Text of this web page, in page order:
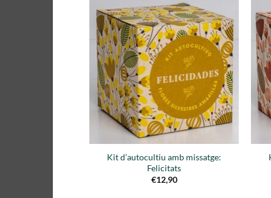
Añadir
a la
lista de
deseos
Kit d’autocultiu amb missatge:
Felicitats
€12,90